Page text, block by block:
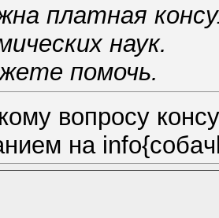
платная
наук.
помочь.
вопросу
на